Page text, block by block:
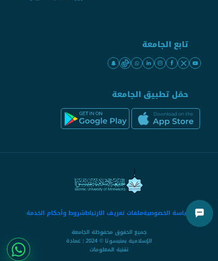
تابع الجامعة
حمّل تطبيق الجامعة
سياسة الخصوصيةملفات تعريف الارتباطشروط وأحكام الخدمة
جميع الحقوق محفوظة الجامعة
الإسلامية بمنيسوتا © 2024 | عمادة
تقنية المعلومات